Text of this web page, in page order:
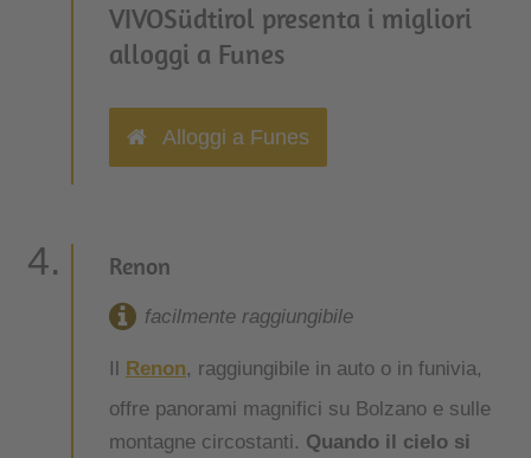
VIVOSüdtirol presenta i migliori
alloggi a Funes
Alloggi a Funes
Renon
facilmente raggiungibile
Renon, raggiungibile in auto o in funivia,
offre panorami magnifici su Bolzano e sulle
montagne circostanti. Quando il cielo si